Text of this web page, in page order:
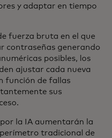
y adaptar en tiempo
fuerza bruta en el que
contraseñas generando
posibles, los
ajustar cada nueva
función de fallas
sus
la IA aumentarán la
tradicional de